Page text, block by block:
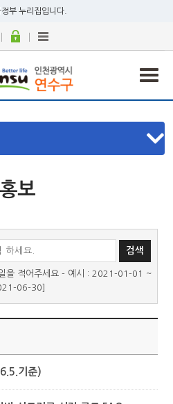
부 누리집입니다.
보
을 적어주세요 - 예시 : 2021-01-01 ~
06-30]
기준)